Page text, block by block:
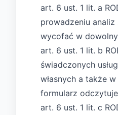
art. 6 ust. 1 lit. a
prowadzeniu
wycofać w
art. 6 ust. 1 lit. b
świadczonych
własnych a także
formularz
art. 6 ust. 1 lit. c